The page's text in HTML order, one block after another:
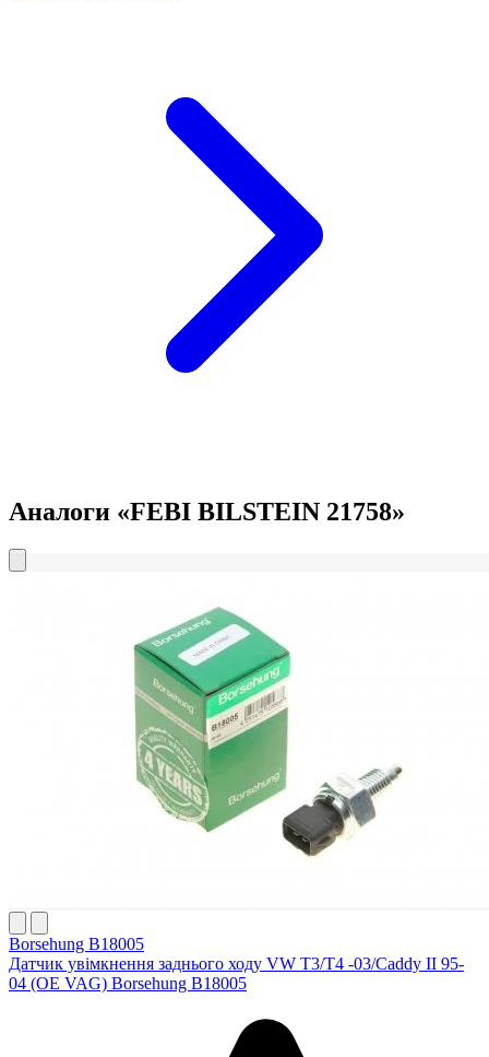
Аналоги «FEBI BILSTEIN 21758»
Borsehung B18005
Датчик увімкнення заднього ходу VW T3/T4 -03/Caddy II 95-
04 (OE VAG) Borsehung B18005